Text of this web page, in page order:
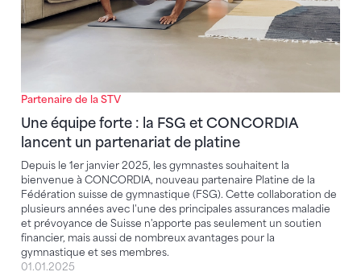
Partenaire de la STV
Une équipe forte : la FSG et CONCORDIA
lancent un partenariat de platine
Depuis le 1er janvier 2025, les gymnastes souhaitent la
bienvenue à CONCORDIA, nouveau partenaire Platine de la
Fédération suisse de gymnastique (FSG). Cette collaboration de
plusieurs années avec l'une des principales assurances maladie
et prévoyance de Suisse n'apporte pas seulement un soutien
financier, mais aussi de nombreux avantages pour la
gymnastique et ses membres.
01.01.2025